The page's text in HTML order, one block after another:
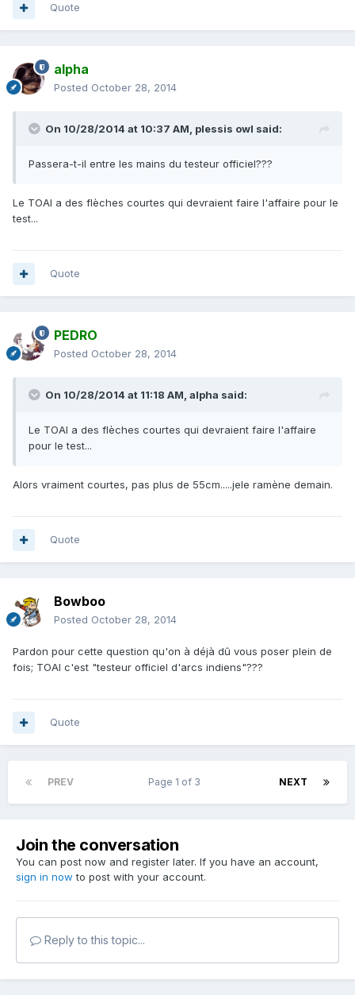
Quote
alpha
Posted October 28, 2014
On 10/28/2014 at 10:37 AM, plessis owl said:
Passera-t-il entre les mains du testeur officiel???
Le TOAI a des flèches courtes qui devraient faire l'affaire pour le
test...
Quote
PEDRO
Posted October 28, 2014
On 10/28/2014 at 11:18 AM, alpha said:
Le TOAI a des flèches courtes qui devraient faire l'affaire
pour le test...
Alors vraiment courtes, pas plus de 55cm.....jele ramène demain.
Quote
Bowboo
Posted October 28, 2014
Pardon pour cette question qu'on à déjà dû vous poser plein de
fois; TOAI c'est "testeur officiel d'arcs indiens"???
Quote
PREV NEXT
Page 1 of 3
Join the conversation
You can post now and register later. If you have an account,
sign in now to post with your account.
Reply to this topic...